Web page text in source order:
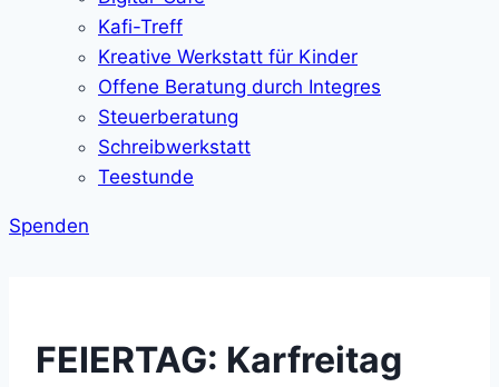
Kafi-Treff
Kreative Werkstatt für Kinder
Offene Beratung durch Integres
Steuerberatung
Schreibwerkstatt
Teestunde
Spenden
FEIERTAG: Karfreitag